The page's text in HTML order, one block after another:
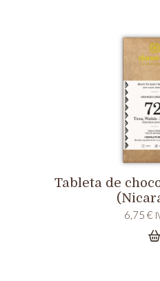
Tableta de
6,75€